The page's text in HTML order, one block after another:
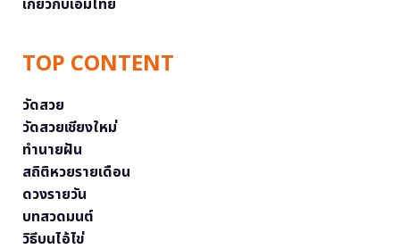
เกี่ยวกับเอ็มไทย
TOP CONTENT
วัดสวย
วัดสวยเชียงใหม่
ทำนายฝัน
สถิติหวยรายเดือน
ดวงรายวัน
บทสวดมนต์
วิธีบนไอ้ไข่